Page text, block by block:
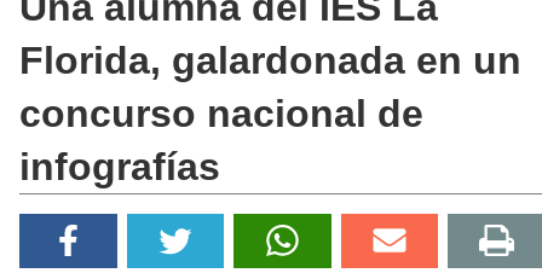
Florida, galardonada en un
concurso nacional de
infografías